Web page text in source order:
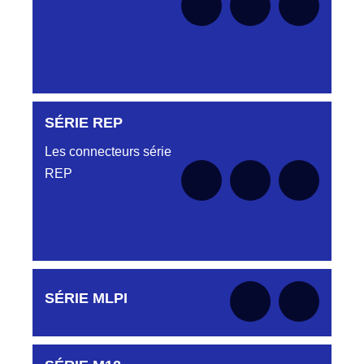
Aucune pièce disponible pour cette série pour
SÉRIE REP
Les connecteurs série
REP
Aucune pièce disponible pour cette série pour
SÉRIE MLPI